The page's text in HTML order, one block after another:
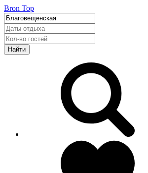
Bron Top
Найти